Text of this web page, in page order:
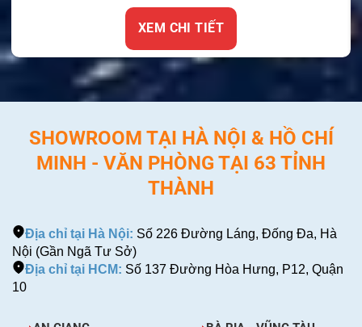
XEM CHI TIẾT
SHOWROOM TẠI HÀ NỘI & HỒ CHÍ
MINH - VĂN PHÒNG TẠI 63 TỈNH
THÀNH
Địa chỉ tại Hà Nội: Số 226 Đường Láng, Đống Đa, Hà
Nội (Gần Ngã Tư Sở)
Địa chỉ tại HCM: Số 137 Đường Hòa Hưng, P12, Quận
10